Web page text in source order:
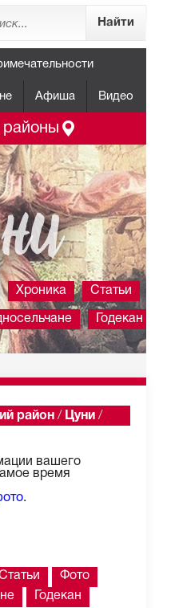
Афиша Видео
районы
Хроника Статьи
Годекан
район / Цуни /
вашего
время
.
Фото
Годекан